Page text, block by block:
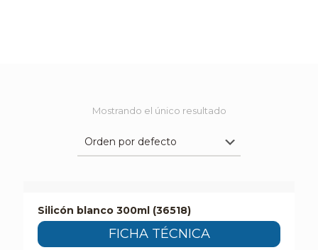
Mostrando el único resultado
Silicón blanco 300ml (36518)
FICHA TÉCNICA